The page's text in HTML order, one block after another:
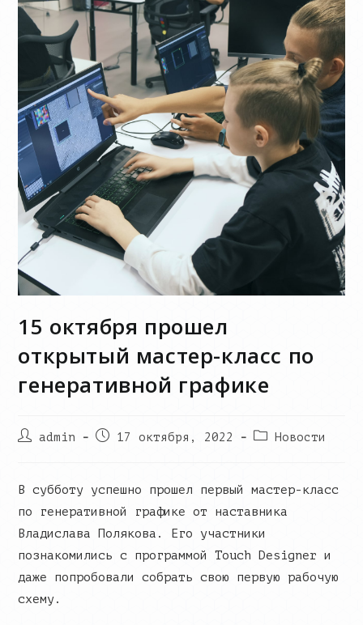
15 октября прошел
открытый мастер-класс по
генеративной графике
Postadmin
Запись17 октября, 2022
PostНовости
В субботу успешно прошел первый мастер-класс
по генеративной графике от наставника
Владислава Полякова. Его участники
познакомились с программой Touch Designer и
даже попробовали собрать свою первую рабочую
схему.